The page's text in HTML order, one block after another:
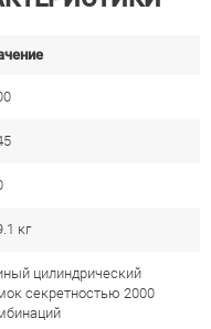
кг
цилиндрический
секретностью 2000